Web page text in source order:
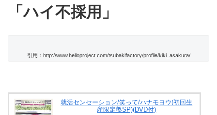
「ハイ不採用」
引用：http://www.helloproject.com/tsubakifactory/profile/kiki_asakura/
就活センセーション/笑って/ハナモヨウ(初回生
産限定盤SP)(DVD付)